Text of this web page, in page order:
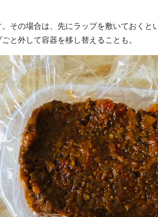
その場合は、先にラップを敷いておくと
と外して容器を移し替えることも。